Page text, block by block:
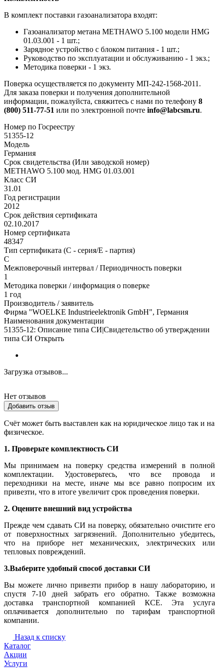
В комплект поставки газоанализатора входят:
Газоанализатор метана METHAWO 5.100 модели HMG
01.03.001 - 1 шт.;
Зарядное устройство с блоком питания - 1 шт.;
Руководство по эксплуатации и обслуживанию - 1 экз.;
Методика поверки - 1 экз.
Поверка осуществляется по документу МП-242-1568-2011.
Для заказа поверки и получения дополнительной
информации, пожалуйста, свяжитесь с нами по телефону 8
(800) 511-77-51 или по электронной почте info@labcsm.ru.
Номер по Госреестру
51355-12
Модель
Германия
Срок свидетельства (Или заводской номер)
METHAWO 5.100 мод. HMG 01.03.001
Класс СИ
31.01
Год регистрации
2012
Срок действия сертификата
02.10.2017
Номер сертификата
48347
Тип сертификата (C - серия/E - партия)
C
Межповерочный интервал / Периодичность поверки
1
Методика поверки / информация о поверке
1 год
Производитель / заявитель
Фирма "WOELKE Industrieelektronik GmbH", Германия
Наименования документации
51355-12: Описание типа СИ|Свидетельство об утверждении
типа СИ Открыть
Загрузка отзывов...
Нет отзывов
Добавить отзыв
Счёт может быть выставлен как на юридическое лицо так и на
физическое.
1. Проверьте комплектность СИ
Мы принимаем на поверку средства измерений в полной
комплектации. Удостоверьтесь, что все провода и
переходники на месте, иначе мы все равно попросим их
привезти, что в итоге увеличит срок проведения поверки.
2. Оцените внешний вид устройства
Прежде чем сдавать СИ на поверку, обязательно очистите его
от поверхностных загрязнений. Дополнительно убедитесь,
что на приборе нет механических, электрических или
тепловых повреждений.
3.Выберите удобный способ доставки СИ
Вы можете лично привезти прибор в нашу лабораторию, и
спустя 7-10 дней забрать его обратно. Также возможна
доставка транспортной компанией КСЕ. Эта услуга
оплачивается дополнительно по тарифам транспортной
компании.
Назад к списку
Каталог
Акции
Услуги